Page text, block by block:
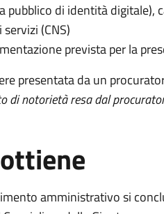
pubblico di identità digitale),
(CNS)
prevista per la
presentata da un
di notorietà resa dal
amministrativo si